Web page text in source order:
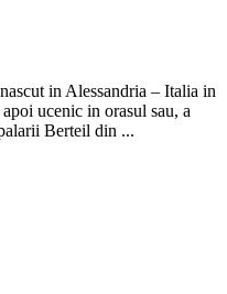
in Alessandria – Italia in
ucenic in orasul sau, a
Berteil din ...